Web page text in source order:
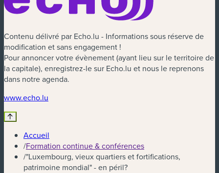
Contenu délivré par Echo.lu - Informations sous réserve de
modification et sans engagement !
Pour annoncer votre évènement (ayant lieu sur le territoire de
la capitale), enregistrez-le sur Echo.lu et nous le reprenons
dans notre agenda.
www.echo.lu
Accueil
/Formation continue & conférences
/"Luxembourg, vieux quartiers et fortifications,
patrimoine mondial" - en péril?